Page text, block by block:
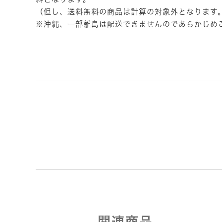
（但し、送料無料の商品は計算の対象外となります
※沖縄、一部離島は配送できませんのであらかじめ